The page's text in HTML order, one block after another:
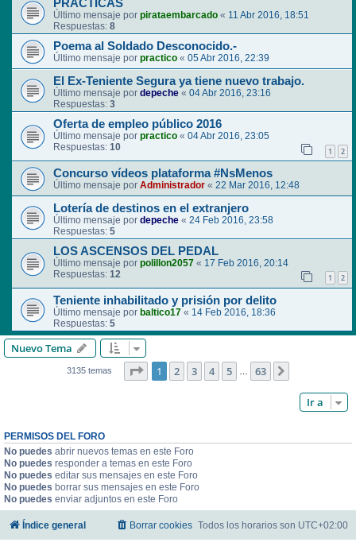
PRACTICAS
Último mensaje por pirataembarcado « 11 Abr 2016, 18:51
Respuestas: 8
Poema al Soldado Desconocido.-
Último mensaje por practico « 05 Abr 2016, 22:39
El Ex-Teniente Segura ya tiene nuevo trabajo.
Último mensaje por depeche « 04 Abr 2016, 23:16
Respuestas: 3
Oferta de empleo público 2016
Último mensaje por practico « 04 Abr 2016, 23:05
Respuestas: 10 1 2
Concurso vídeos plataforma #NsMenos
Último mensaje por Administrador « 22 Mar 2016, 12:48
Lotería de destinos en el extranjero
Último mensaje por depeche « 24 Feb 2016, 23:58
Respuestas: 5
LOS ASCENSOS DEL PEDAL
Último mensaje por polillon2057 « 17 Feb 2016, 20:14
Respuestas: 12 1 2
Teniente inhabilitado y prisión por delito
Último mensaje por baltico17 « 14 Feb 2016, 18:36
Respuestas: 5
Nuevo Tema
3135 temas Página de 63
1 2 3 4 5 63
Ir a
PERMISOS DEL FORO
No puedes abrir nuevos temas en este Foro
No puedes responder a temas en este Foro
No puedes editar sus mensajes en este Foro
No puedes borrar sus mensajes en este Foro
No puedes enviar adjuntos en este Foro
Índice general Todos los horarios son UTC+02:00
Borrar cookies